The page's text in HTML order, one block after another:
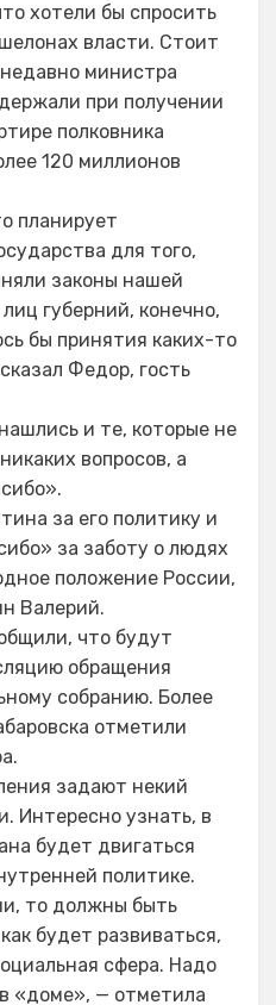
хотели бы спросить
власти. Стоит
министра
при получении
полковника
120 миллионов
планирует
для того,
законы нашей
губерний, конечно,
бы принятия каких-то
Федор, гость
и те, которые не
вопросов, а
за его политику и
за заботу о людях
положение России,
Валерий.
что будут
обращения
собранию. Более
отметили
задают некий
Интересно узнать, в
будет двигаться
политике.
то должны быть
будет развиваться,
сфера. Надо
«доме», — отметила